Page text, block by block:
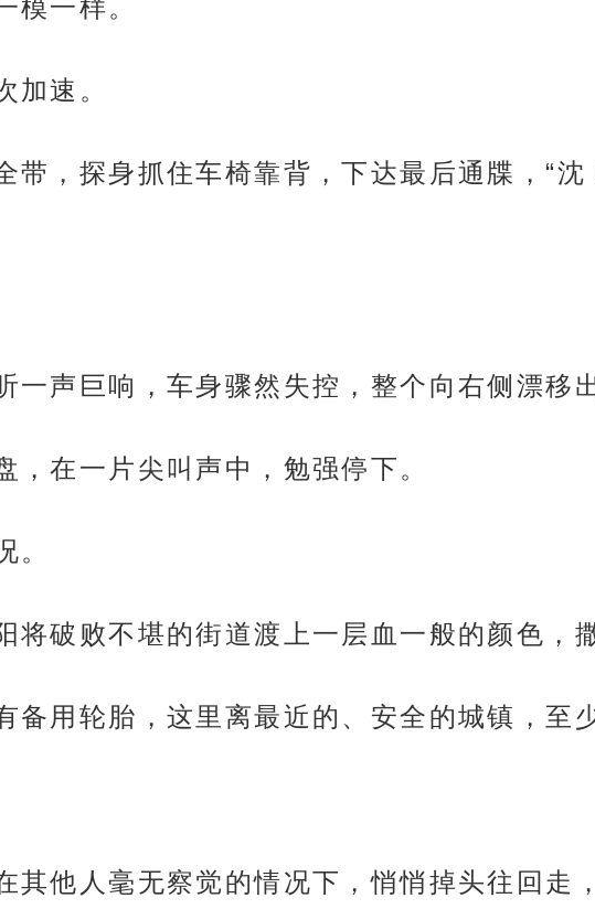
一样。
加速。
带，探身抓住车椅靠背，下达最后通牒，“
一声巨响，车身骤然失控，整个向右侧漂移
，在一片尖叫声中，勉强停下。
。
将破败不堪的街道渡上一层血一般的颜色，
备用轮胎，这里离最近的、安全的城镇，至
其他人毫无察觉的情况下，悄悄掉头往回走